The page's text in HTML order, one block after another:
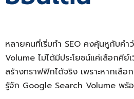
หลายคนที่เริ่มทำ SEO คงคุ้นหูกับค
Volume ไม่ได้มีประโยชน์แค่เลือก
สร้างทราฟฟิกได้จริง เพราะหากเลื
รู้จัก Google Search Volume พร้อ